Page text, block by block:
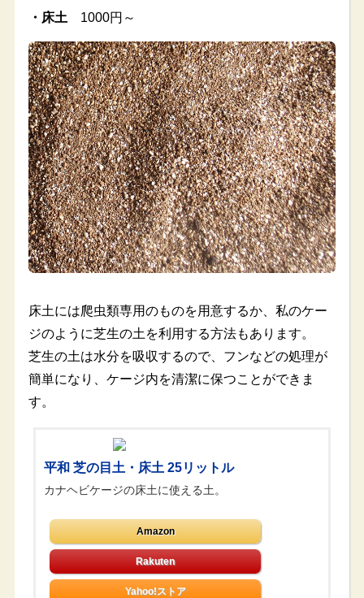
・床土 1000円～
床土には爬虫類専用のものを用意するか、私のケー
ジのように芝生の土を利用する方法もあります。
芝生の土は水分を吸収するので、フンなどの処理が
簡単になり、ケージ内を清潔に保つことができま
す。
平和 芝の目土・床土 25リットル
カナヘビケージの床土に使える土。
Amazon
Yahoo!ストア